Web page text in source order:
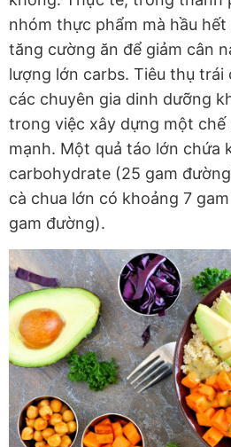
nhóm thực phẩm mà hầu
tăng cường ăn để giảm cân
lượng lớn carbs. Tiêu thụ trái
các chuyên gia dinh dưỡng
trong việc xây dựng một chế
mạnh. Một quả táo lớn chứa
carbohydrate (25 gam
cà chua lớn có khoảng 7
gam đường).